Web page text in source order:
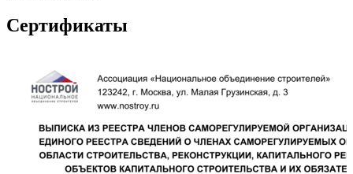
Сертификаты